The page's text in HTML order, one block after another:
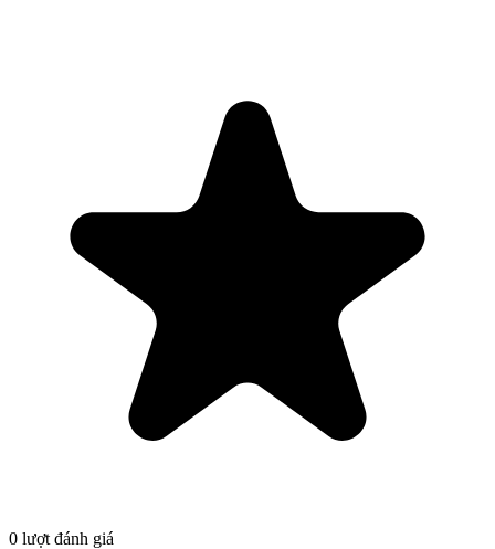
0 lượt đánh giá